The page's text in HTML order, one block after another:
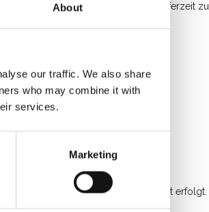
About
our traffic. We also share
who may combine it with
services.
Marketing
Fortis-Konto zu leisten, um die Lieferzeit zu
mit unserem eigenen Transport erfolgt.